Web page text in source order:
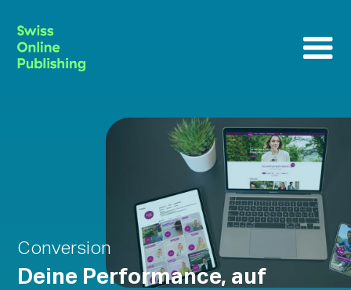
Conversion
Deine Performance, auf